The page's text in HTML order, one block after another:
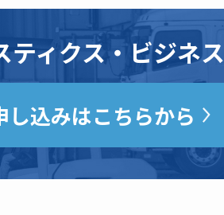
ティクス・ビジネス
し込みはこちらから